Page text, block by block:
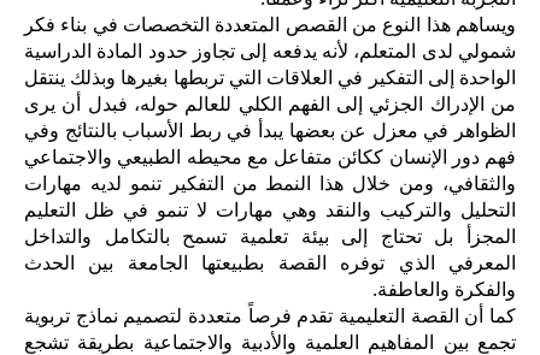
ويساهم هذا النوع من القصص المتعددة التخصصات في بناء فكر
شمولي لدى المتعلم، لأنه يدفعه إلى تجاوز حدود المادة الدراسية
الواحدة إلى التفكير في العلاقات التي تربطها بغيرها وبذلك ينتقل
من الإدراك الجزئي إلى الفهم الكلي للعالم حوله، فبدل أن يرى
الظواهر في معزل عن بعضها يبدأ في ربط الأسباب بالنتائج وفي
فهم دور الإنسان ككائن متفاعل مع محيطه الطبيعي والاجتماعي
والثقافي، ومن خلال هذا النمط من التفكير تنمو لديه مهارات
التحليل والتركيب والنقد وهي مهارات لا تنمو في ظل التعليم
المجزأ بل تحتاج إلى بيئة تعلمية تسمح بالتكامل والتداخل
المعرفي الذي توفره القصة بطبيعتها الجامعة بين الحدث
والفكرة والعاطفة.
كما أن القصة التعليمية تقدم فرصاً متعددة لتصميم نماذج تربوية
تجمع بين المفاهيم العلمية والأدبية والاجتماعية بطريقة تشجع